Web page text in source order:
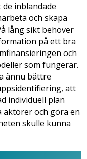
inblandade
och skapa
lång sikt behöver
på ett bra
och
som fungerar.
ännu bättre
att
individuell plan
aktörer och göra en
skulle kunna